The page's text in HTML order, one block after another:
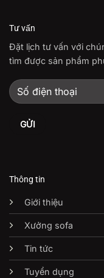
Thông tin
Giới thiệu
Xưởng sofa
Tin tức
Tuyển dụng
Tư vấn
Đặt lịch tư vấn với
tìm được sản phẩm